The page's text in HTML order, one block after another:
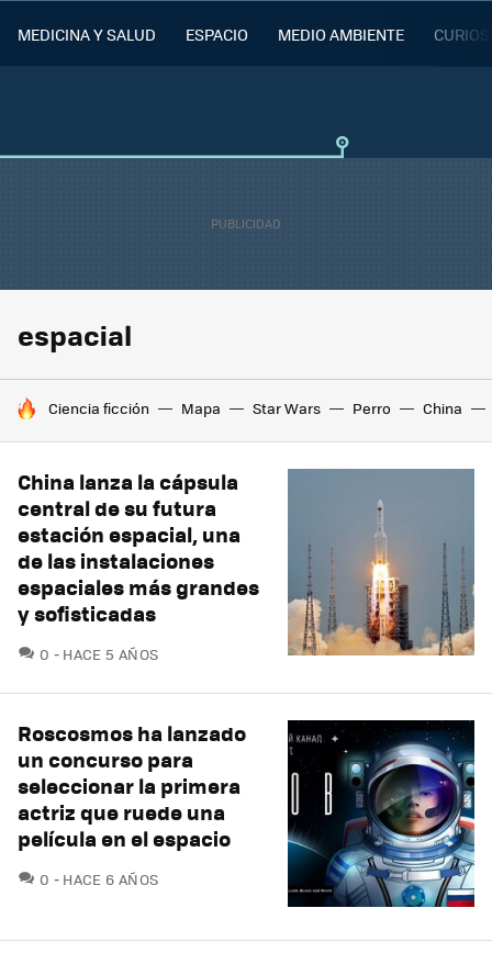
MEDICINA Y SALUD ESPACIO MEDIO AMBIENTE
espacial
HOY SE HABLA DE
Ciencia ficción Mapa Star Wars Perro China
China lanza la cápsula
central de su futura
estación espacial, una
de las instalaciones
espaciales más grandes
y sofisticadas
0 COMENTARIOS
HACE 5 AÑOS
Roscosmos ha lanzado
un concurso para
seleccionar la primera
actriz que ruede una
película en el espacio
0 COMENTARIOS
HACE 6 AÑOS